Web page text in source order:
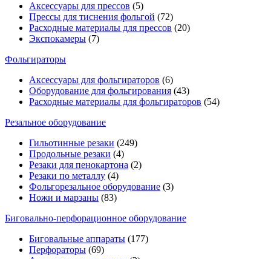
Аксессуары для прессов (5)
Прессы для тиснения фольгой (72)
Расходные материалы для прессов (20)
Экспокамеры (7)
Фольгираторы
Аксессуары для фольгираторов (6)
Оборудование для фольгирования (43)
Расходные материалы для фольгираторов (54)
Резальное оборудование
Гильотинные резаки (249)
Продольные резаки (4)
Резаки для пенокартона (2)
Резаки по металлу (4)
Фольгорезальное оборудование (3)
Ножи и марзаны (83)
Биговально-перфорационное оборудование
Биговальные аппараты (177)
Перфораторы (69)